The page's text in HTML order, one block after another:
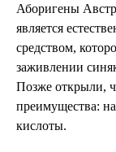
Аборигены
является
средством,
заживлении
Позже открыли,
преимущества:
кислоты.